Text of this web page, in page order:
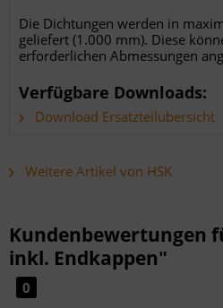
Die Dichtungen werden in
geliefert (1.000 mm). Diese
erforderlichen Abmessungen
Verfügbare Downloads:
Download Ersatzteilübersicht
Weitere Artikel von HSK
Kundenbewertungen
inkl. Endkappen"
0